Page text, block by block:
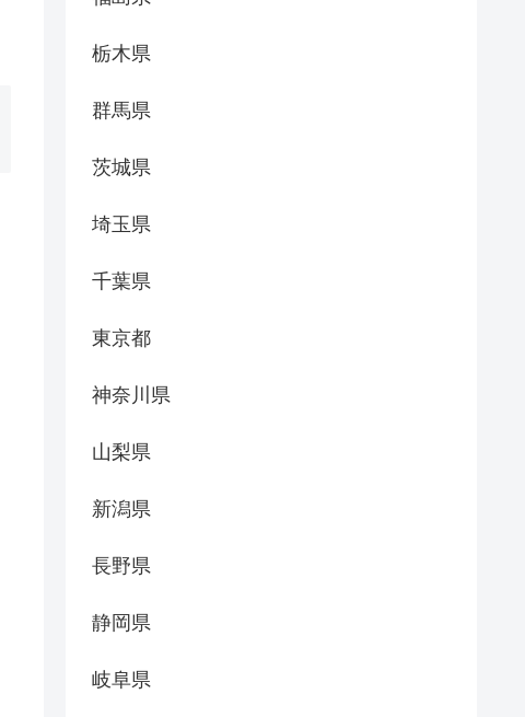
栃木県
群馬県
茨城県
埼玉県
千葉県
東京都
神奈川県
山梨県
新潟県
長野県
静岡県
岐阜県